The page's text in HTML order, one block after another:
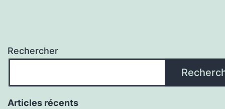
Rechercher
Articles récents